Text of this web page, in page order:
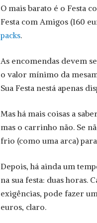
O mais barato é o Festa
Festa com Amigos (160
packs.
As encomendas devem
o valor mínimo da
Sua Festa nestá apenas
Mas há mais coisas a
mas o carrinho não. Se
frio (como uma arca)
Depois, há ainda um
na sua festa: duas horas.
exigências, pode fazer
euros, claro.